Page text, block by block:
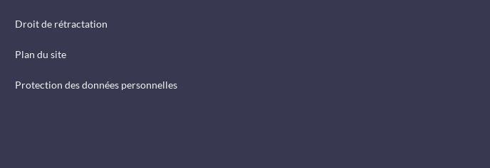
Droit de rétractation
Plan du site
Protection des données personnelles